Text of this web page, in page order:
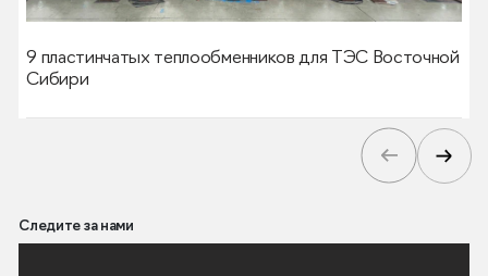
9 пластинчатых теплообменников для ТЭС Восточной
Сибири
Следите за нами